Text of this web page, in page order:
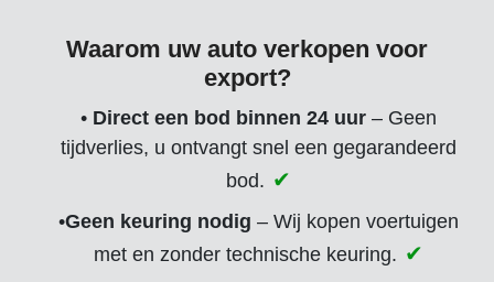
Waarom uw auto verkopen voor
export?
• Direct een bod binnen 24 uur– Geen
tijdverlies, u ontvangt snel een gegarandeerd
bod.
•Geen keuring nodig – Wij kopen voertuigen
met en zonder technische keuring.